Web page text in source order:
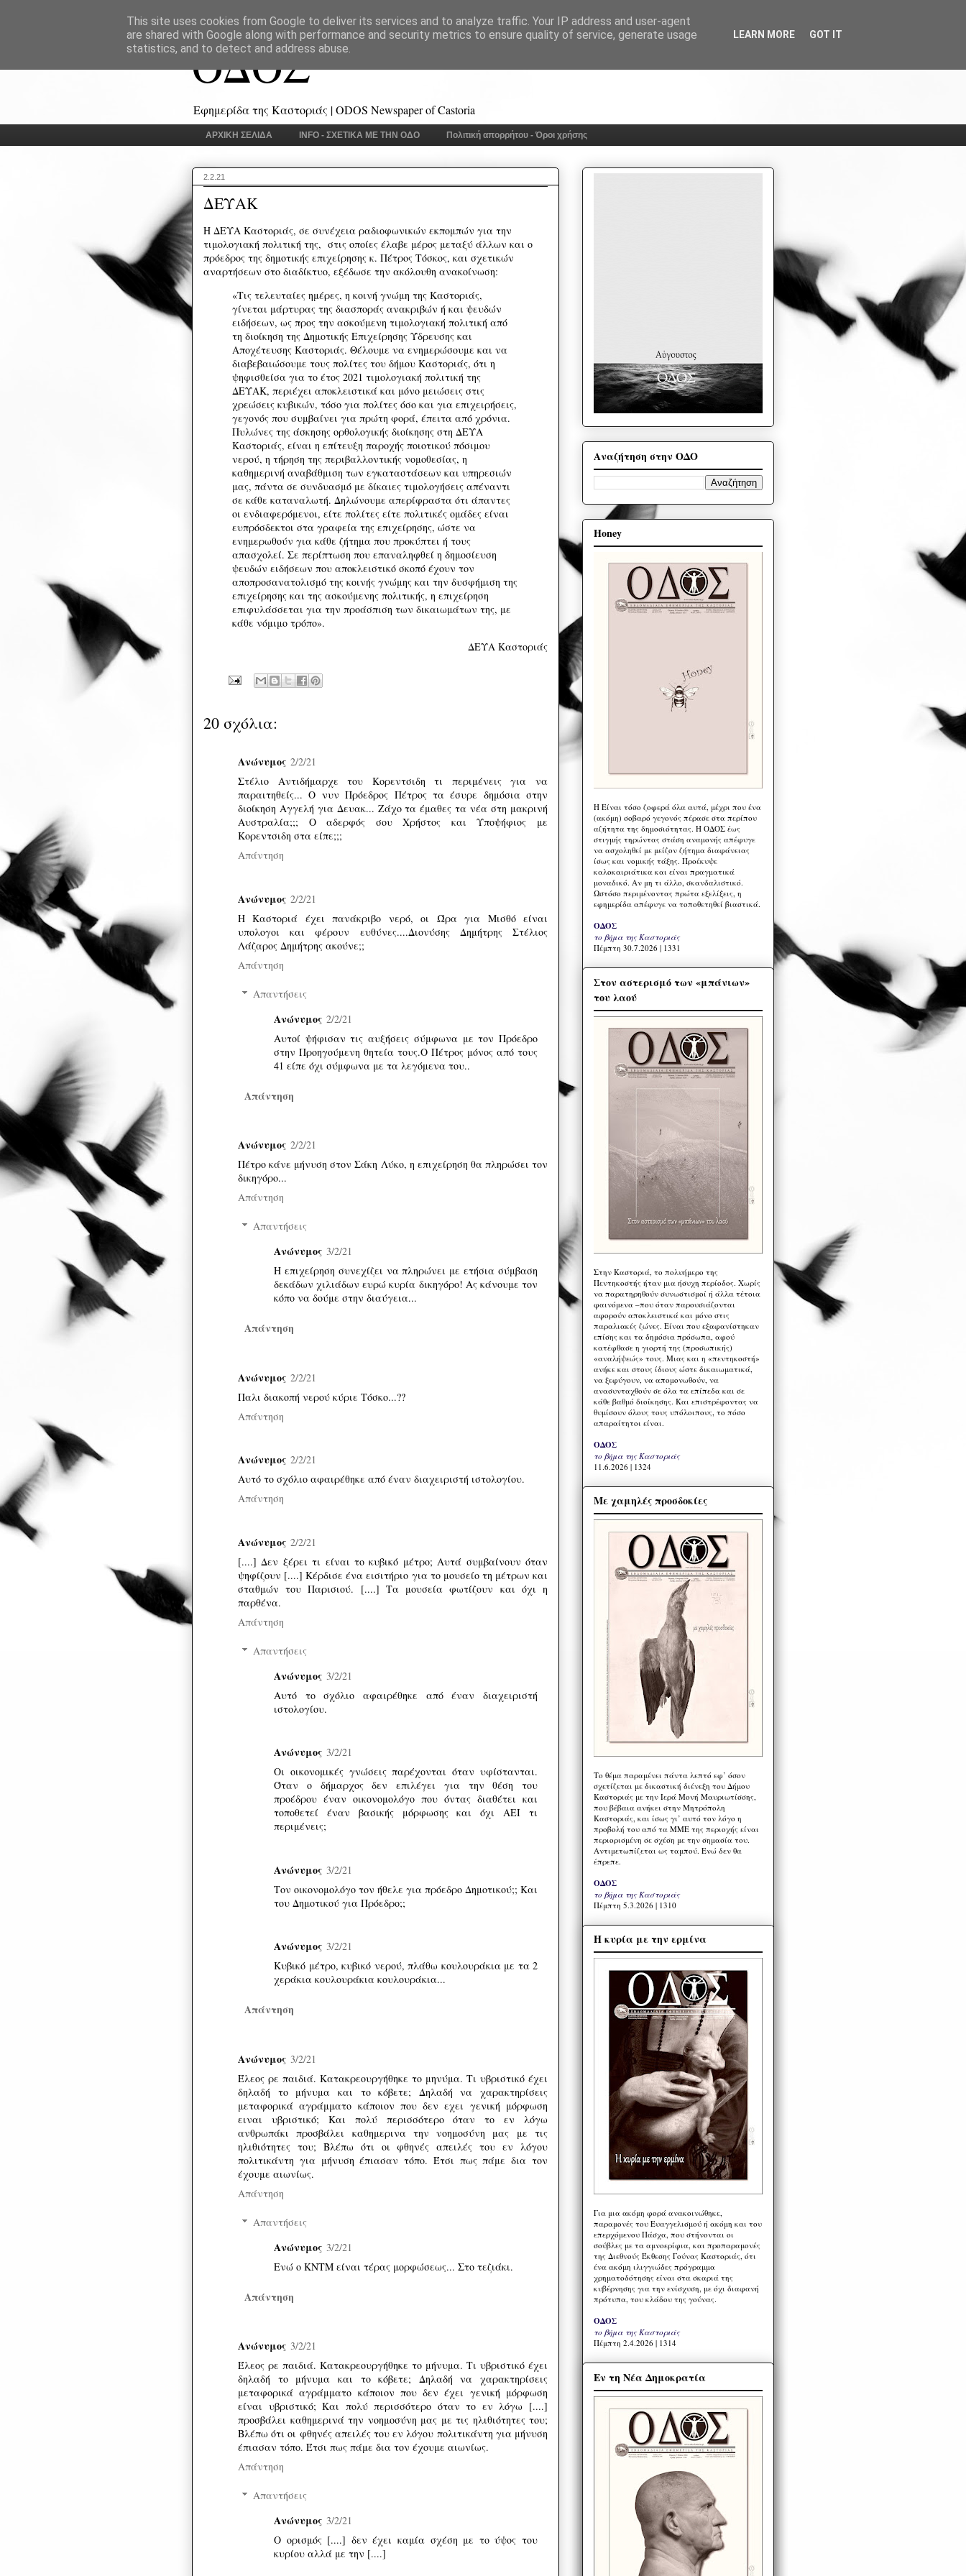
ΟΔΟΣ
Εφημερίδα της Καστοριάς | ODOS Newspaper of Castoria
ΑΡΧΙΚΗ ΣΕΛΙΔΑ INFO - ΣΧΕΤΙΚΑ ΜΕ ΤΗΝ ΟΔΟ Πολιτική απορρήτου - Όροι χρήσης
2.2.21
ΔΕΥΑΚ
Η ΔΕΥΑ Καστοριάς, σε συνέχεια ραδιοφωνικών εκπομπών για την
τιμολογιακή πολιτική της, στις οποίες έλαβε μέρος μεταξύ άλλων και ο
πρόεδρος της δημοτικής επιχείρησης κ. Πέτρος Τόσκος, και σχετικών
αναρτήσεων στο διαδίκτυο, εξέδωσε την ακόλουθη ανακοίνωση:
«Τις τελευταίες ημέρες, η κοινή γνώμη της Καστοριάς,
γίνεται μάρτυρας της διασποράς ανακριβών ή και ψευδών
ειδήσεων, ως προς την ασκούμενη τιμολογιακή πολιτική από
τη διοίκηση της Δημοτικής Επιχείρησης Ύδρευσης και
Αποχέτευσης Καστοριάς. Θέλουμε να ενημερώσουμε και να
διαβεβαιώσουμε τους πολίτες του δήμου Καστοριάς, ότι η
ψηφισθείσα για το έτος 2021 τιμολογιακή πολιτική της
ΔΕΥΑΚ, περιέχει αποκλειστικά και μόνο μειώσεις στις
χρεώσεις κυβικών, τόσο για πολίτες όσο και για επιχειρήσεις,
γεγονός που συμβαίνει για πρώτη φορά, έπειτα από χρόνια.
Πυλώνες της άσκησης ορθολογικής διοίκησης στη ΔΕΥΑ
Καστοριάς, είναι η επίτευξη παροχής ποιοτικού πόσιμου
νερού, η τήρηση της περιβαλλοντικής νομοθεσίας, η
καθημερινή αναβάθμιση των εγκαταστάσεων και υπηρεσιών
μας, πάντα σε συνδυασμό με δίκαιες τιμολογήσεις απέναντι
σε κάθε καταναλωτή. Δηλώνουμε απερίφραστα ότι άπαντες
οι ενδιαφερόμενοι, είτε πολίτες είτε πολιτικές ομάδες είναι
ευπρόσδεκτοι στα γραφεία της επιχείρησης, ώστε να
ενημερωθούν για κάθε ζήτημα που προκύπτει ή τους
απασχολεί. Σε περίπτωση που επαναληφθεί η δημοσίευση
ψευδών ειδήσεων που αποκλειστικό σκοπό έχουν τον
αποπροσανατολισμό της κοινής γνώμης και την δυσφήμιση της
επιχείρησης και της ασκούμενης πολιτικής, η επιχείρηση
επιφυλάσσεται για την προάσπιση των δικαιωμάτων της, με
κάθε νόμιμο τρόπο».
ΔΕΥΑ Καστοριάς
20 σχόλια:
Ανώνυμος 2/2/21
Στέλιο Αντιδήμαρχε του Κορεντσιδη τι περιμένεις για να
παραιτηθείς... Ο νυν Πρόεδρος Πέτρος τα έσυρε δημόσια στην
διοίκηση Αγγελή για Δευακ... Ζάχο τα έμαθες τα νέα στη μακρινή
Αυστραλία;;; Ο αδερφός σου Χρήστος και Υποψήφιος με
Κορεντσιδη στα είπε;;;
Απάντηση
Ανώνυμος 2/2/21
Η Καστοριά έχει πανάκριβο νερό, οι Ώρα για Μισθό είναι
υπολογοι και φέρουν ευθύνες....Διονύσης Δημήτρης Στέλιος
Λάζαρος Δημήτρης ακούνε;;
Απάντηση
Απαντήσεις
Ανώνυμος 2/2/21
Αυτοί ψήφισαν τις αυξήσεις σύμφωνα με τον Πρόεδρο
στην Προηγούμενη θητεία τους.Ο Πέτρος μόνος από τους
41 είπε όχι σύμφωνα με τα λεγόμενα του..
Απάντηση
Ανώνυμος 2/2/21
Πέτρο κάνε μήνυση στον Σάκη Λύκο, η επιχείρηση θα πληρώσει τον
δικηγόρο...
Απάντηση
Απαντήσεις
Ανώνυμος 3/2/21
Η επιχείρηση συνεχίζει να πληρώνει με ετήσια σύμβαση
δεκάδων χιλιάδων ευρώ κυρία δικηγόρο! Ας κάνουμε τον
κόπο να δούμε στην διαύγεια...
Απάντηση
Ανώνυμος 2/2/21
Παλι διακοπή νερού κύριε Τόσκο...??
Απάντηση
Ανώνυμος 2/2/21
Αυτό το σχόλιο αφαιρέθηκε από έναν διαχειριστή ιστολογίου.
Απάντηση
Ανώνυμος 2/2/21
[....] Δεν ξέρει τι είναι το κυβικό μέτρο; Αυτά συμβαίνουν όταν
ψηφίζουν [....] Κέρδισε ένα εισιτήριο για το μουσείο τη μέτρων και
σταθμών του Παρισιού. [....] Τα μουσεία φωτίζουν και όχι η
παρθένα.
Απάντηση
Απαντήσεις
Ανώνυμος 3/2/21
Αυτό το σχόλιο αφαιρέθηκε από έναν διαχειριστή
ιστολογίου.
Ανώνυμος 3/2/21
Οι οικονομικές γνώσεις παρέχονται όταν υφίστανται.
Όταν ο δήμαρχος δεν επιλέγει για την θέση του
προέδρου έναν οικονομολόγο που όντας διαθέτει και
τοποθετεί έναν βασικής μόρφωσης και όχι ΑΕΙ τι
περιμένεις;
Ανώνυμος 3/2/21
Τον οικονομολόγο τον ήθελε για πρόεδρο Δημοτικού;; Και
του Δημοτικού για Πρόεδρο;;
Ανώνυμος 3/2/21
Κυβικό μέτρο, κυβικό νερού, πλάθω κουλουράκια με τα 2
χεράκια κουλουράκια κουλουράκια...
Απάντηση
Ανώνυμος 3/2/21
Έλεος ρε παιδιά. Κατακρεουργήθηκε το μηνύμα. Τι υβριστικό έχει
δηλαδή το μήνυμα και το κόβετε; Δηλαδή να χαρακτηρίσεις
μεταφορικά αγράμματο κάποιον που δεν εχει γενική μόρφωση
ειναι υβριστικό; Και πολύ περισσότερο όταν το εν λόγω
ανθρωπάκι προσβάλει καθημερινα την νοημοσύνη μας με τις
ηλιθιότητες του; Βλέπω ότι οι φθηνές απειλές του εν λόγου
πολιτικάντη για μήνυση έπιασαν τόπο. Έτσι πως πάμε δια τον
έχουμε αιωνίως.
Απάντηση
Απαντήσεις
Ανώνυμος 3/2/21
Ενώ ο ΚΝΤΜ είναι τέρας μορφώσεως... Στο τεζιάκι.
Απάντηση
Ανώνυμος 3/2/21
Έλεος ρε παιδιά. Κατακρεουργήθηκε το μήνυμα. Τι υβριστικό έχει
δηλαδή το μήνυμα και το κόβετε; Δηλαδή να χαρακτηρίσεις
μεταφορικά αγράμματο κάποιον που δεν έχει γενική μόρφωση
είναι υβριστικό; Και πολύ περισσότερο όταν το εν λόγω [....]
προσβάλει καθημερινά την νοημοσύνη μας με τις ηλιθιότητες του;
Βλέπω ότι οι φθηνές απειλές του εν λόγου πολιτικάντη για μήνυση
έπιασαν τόπο. Έτσι πως πάμε δια τον έχουμε αιωνίως.
Απάντηση
Απαντήσεις
Ανώνυμος 3/2/21
O ορισμός [....] δεν έχει καμία σχέση με το ύψος του
κυρίου αλλά με την [....]
Αναζήτηση στην ΟΔΟ
Honey
Η Eίναι τόσο ζοφερά όλα αυτά, μέχρι που ένα
(ακόμη) σοβαρό γεγονός πέρασε στα περίπου
αζήτητα της δημοσιότητας. Η ΟΔΟΣ έως
στιγμής τηρώντας στάση αναμονής απέφυγε
να ασχοληθεί με μείζον ζήτημα διαφάνειας
ίσως και νομικής τάξης. Προέκυψε
καλοκαιριάτικα και είναι πραγματικά
μοναδικό. Αν μη τι άλλο, σκανδαλιστικό.
Ωστόσο περιμένοντας πρώτα εξελίξεις, η
εφημερίδα απέφυγε να τοποθετηθεί βιαστικά.
ΟΔΟΣ
το βήμα της Καστοριάς
Πέμπτη 30.7.2026 | 1331
Στον αστερισμό των «μπάνιων»
του λαού
Στην Καστοριά, το πολυήμερο της
Πεντηκοστής ήταν μια ήσυχη περίοδος. Χωρίς
να παρατηρηθούν συνωστισμοί ή άλλα τέτοια
φαινόμενα –που όταν παρουσιάζονται
αφορούν αποκλειστικά και μόνο στις
παραλιακές ζώνες. Είναι που εξαφανίστηκαν
επίσης και τα δημόσια πρόσωπα, αφού
κατέφθασε η γιορτή της (προσωπικής)
«αναλήψεώς» τους. Μιας και η «πεντηκοστή»
ανήκε και στους ίδιους ώστε δικαιωματικά,
να ξεφύγουν, να απομονωθούν, να
ανασυνταχθούν σε όλα τα επίπεδα και σε
κάθε βαθμό διοίκησης. Και επιστρέφοντας να
θυμίσουν όλους τους υπόλοιπους, το πόσο
απαραίτητοι είναι.
ΟΔΟΣ
το βήμα της Καστοριάς
11.6.2026 | 1324
Με χαμηλές προσδοκίες
Το θέμα παραμένει πάντα λεπτό εφ’ όσον
σχετίζεται με δικαστική διένεξη του Δήμου
Καστοριάς με την Ιερά Μονή Μαυριωτίσσης,
που βέβαια ανήκει στην Μητρόπολη
Καστοριάς, και ίσως γι’ αυτό τον λόγο η
προβολή του από τα ΜΜΕ της περιοχής είναι
περιορισμένη σε σχέση με την σημασία του.
Αντιμετωπίζεται ως ταμπού. Ενώ δεν θα
έπρεπε.
ΟΔΟΣ
το βήμα της Καστοριάς
Πέμπτη 5.3.2026 | 1310
Η κυρία με την ερμίνα
Για μια ακόμη φορά ανακοινώθηκε,
παραμονές του Ευαγγελισμού ή ακόμη και του
επερχόμενου Πάσχα, που στήνονται οι
σούβλες με τα αμνοερίφια, και προπαραμονές
της Διεθνούς Έκθεσης Γούνας Καστοριάς, ότι
ένα ακόμη ιλιγγιώδες πρόγραμμα
χρηματοδότησης είναι στα σκαριά της
κυβέρνησης για την ενίσχυση, με όχι διαφανή
πρότυπα, του κλάδου της γούνας.
ΟΔΟΣ
το βήμα της Καστοριάς
Πέμπτη 2.4.2026 | 1314
Εν τη Νέα Δημοκρατία
This site uses cookies from Google to deliver its services and to analyze traffic. Your IP address and user-agent
are shared with Google along with performance and security metrics to ensure quality of service, generate usage
statistics, and to detect and address abuse.
LEARN MORE GOT IT